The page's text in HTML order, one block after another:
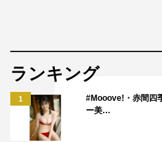
ランキング
1
#Mooove!・赤間四
ー美…